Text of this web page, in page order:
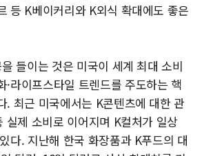
등 K베이커리와 K외식 확대에도 좋은
들이는 것은 미국이 세계 최대 소비
·라이프스타일 트렌드를 주도하는 핵
. 최근 미국에서는 K콘텐츠에 대한 관
실제 소비로 이어지며 K컬처가 일상
다. 지난해 한국 화장품과 K푸드의 대